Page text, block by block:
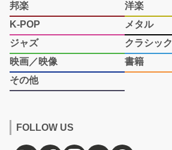
邦楽
洋楽
K-POP
メタル
ジャズ
クラシック
映画／映像
書籍
その他
FOLLOW US